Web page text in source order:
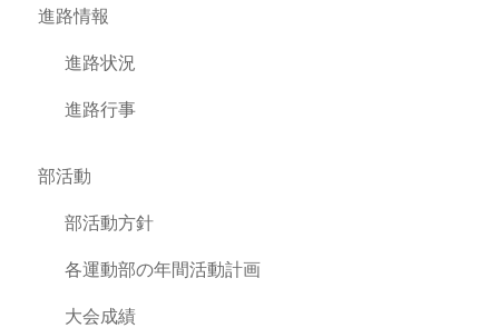
進路情報
進路状況
進路行事
部活動
部活動方針
各運動部の年間活動計画
大会成績